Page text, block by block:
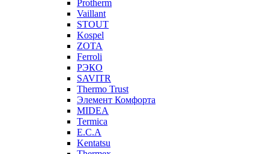
Protherm
Vaillant
STOUT
Kospel
ZOTA
Ferroli
РЭКО
SAVITR
Thermo Trust
Элемент Комфорта
MIDEA
Termica
E.C.A
Kentatsu